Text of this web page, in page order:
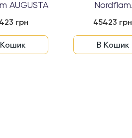
AUGUSTA
грн
Nordflam
45423 грн
В Кошик